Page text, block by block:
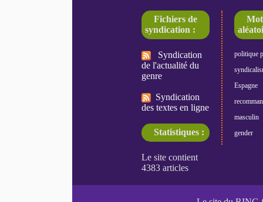
Fichiers de
syndication :
Syndication
de l'actualité du
genre
Syndication
des textes en ligne
Statistiques :
politique
Espagne
masculin
gender